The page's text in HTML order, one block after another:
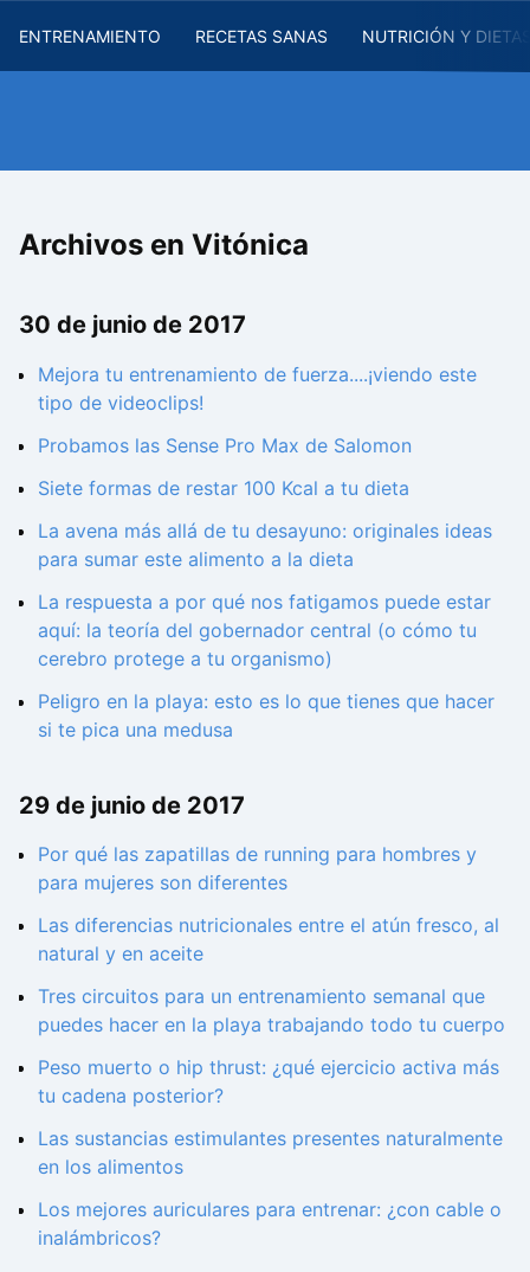
ENTRENAMIENTO RECETAS SANAS NUTRICIÓN Y
Archivos en Vitónica
30 de junio de 2017
Mejora tu entrenamiento de fuerza....¡viendo este
tipo de videoclips!
Probamos las Sense Pro Max de Salomon
Siete formas de restar 100 Kcal a tu dieta
La avena más allá de tu desayuno: originales ideas
para sumar este alimento a la dieta
La respuesta a por qué nos fatigamos puede estar
aquí: la teoría del gobernador central (o cómo tu
cerebro protege a tu organismo)
Peligro en la playa: esto es lo que tienes que hacer
si te pica una medusa
29 de junio de 2017
Por qué las zapatillas de running para hombres y
para mujeres son diferentes
Las diferencias nutricionales entre el atún fresco, al
natural y en aceite
Tres circuitos para un entrenamiento semanal que
puedes hacer en la playa trabajando todo tu cuerpo
Peso muerto o hip thrust: ¿qué ejercicio activa más
tu cadena posterior?
Las sustancias estimulantes presentes naturalmente
en los alimentos
Los mejores auriculares para entrenar: ¿con cable o
inalámbricos?